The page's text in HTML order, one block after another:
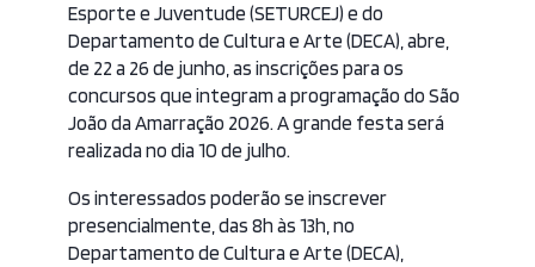
Esporte e Juventude (SETURCEJ) e do
Departamento de Cultura e Arte (DECA), abre,
de 22 a 26 de junho, as inscrições para os
concursos que integram a programação do São
João da Amarração 2026. A grande festa será
realizada no dia 10 de julho.
Os interessados poderão se inscrever
presencialmente, das 8h às 13h, no
Departamento de Cultura e Arte (DECA),